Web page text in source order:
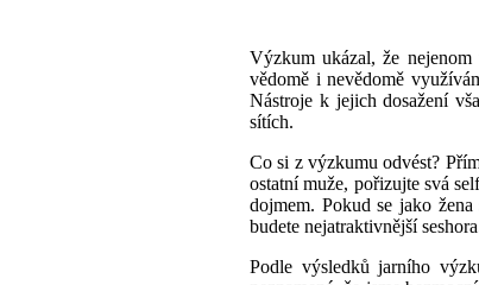
Výzkum ukázal, že nejenom
vědomě i nevědomě
Nástroje k jejich dosažení
sítích.
Co si z výzkumu odvést?
ostatní muže, pořizujtesvá
dojmem. Pokud sejako žena
budete nejatraktivnější
Podle výsledků jarního